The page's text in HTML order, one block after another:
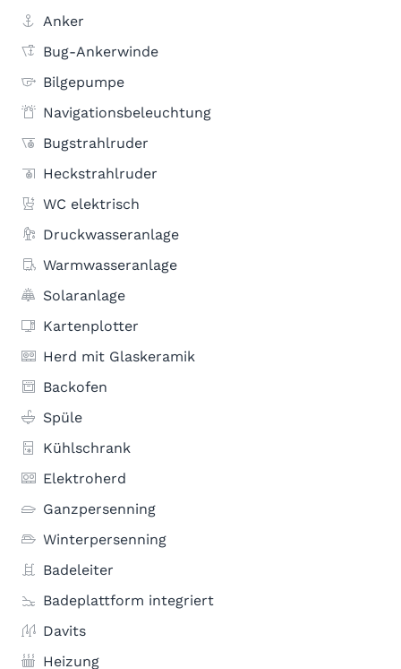
Anker
Bug-Ankerwinde
Bilgepumpe
Navigationsbeleuchtung
Bugstrahlruder
Heckstrahlruder
WC elektrisch
Druckwasseranlage
Warmwasseranlage
Solaranlage
Kartenplotter
Herd mit Glaskeramik
Backofen
Spüle
Kühlschrank
Elektroherd
Ganzpersenning
Winterpersenning
Badeleiter
Badeplattform integriert
Davits
Heizung